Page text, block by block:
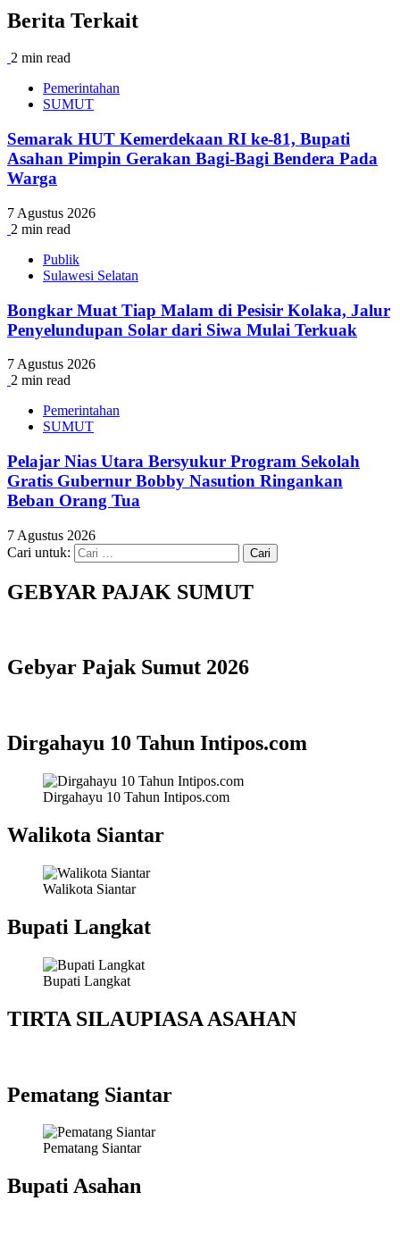
Berita Terkait
2 min read
Pemerintahan
SUMUT
Semarak HUT Kemerdekaan RI ke-81, Bupati
Asahan Pimpin Gerakan Bagi-Bagi Bendera Pada
Warga
7 Agustus 2026
2 min read
Publik
Sulawesi Selatan
Bongkar Muat Tiap Malam di Pesisir Kolaka, Jalur
Penyelundupan Solar dari Siwa Mulai Terkuak
7 Agustus 2026
2 min read
Pemerintahan
SUMUT
Pelajar Nias Utara Bersyukur Program Sekolah
Gratis Gubernur Bobby Nasution Ringankan
Beban Orang Tua
7 Agustus 2026
Cari untuk:
GEBYAR PAJAK SUMUT
Gebyar Pajak Sumut 2026
Dirgahayu 10 Tahun Intipos.com
Dirgahayu 10 Tahun Intipos.com
Walikota Siantar
Walikota Siantar
Bupati Langkat
Bupati Langkat
TIRTA SILAUPIASA ASAHAN
Pematang Siantar
Pematang Siantar
Bupati Asahan